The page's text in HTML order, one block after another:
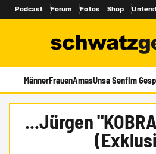
Podcast Forum Fotos Shop
MännerFrauenAmasUnsa SenfIm
...Jürgen